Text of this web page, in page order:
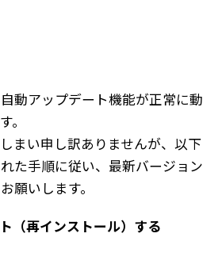
動アップデート機能が正常に動
。
まい申し訳ありませんが、以下
た手順に従い、最新バージョン
願いします。
（再インストール）する